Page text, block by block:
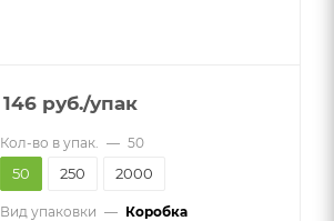
146 руб./упак
Кол-во в упак. — 50
50 250 2000
Вид упаковки — Коробка